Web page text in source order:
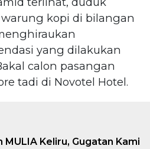
kopi di bilangan
yang dilakukan
calon pasangan
tadi di Novotel Hotel.
MULIA Keliru, Gugatan Kami